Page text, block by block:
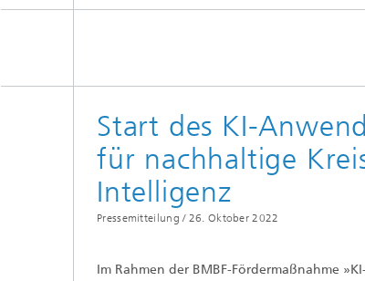
Start des KI-
für nachhaltige
Intelligenz
Pressemitteilung / 26. Oktober 2022
Im Rahmen der BMBF-Fördermaßnahme